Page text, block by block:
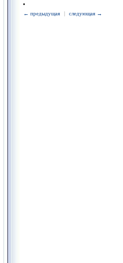
← предыдущая | следующая →